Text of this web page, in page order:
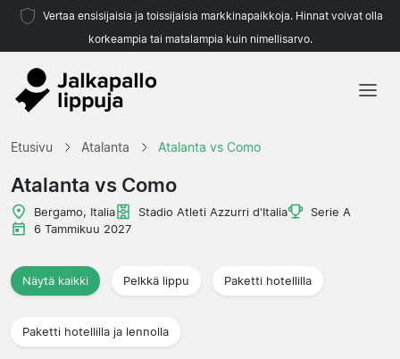
Vertaa ensisijaisia ja toissijaisia markkinapaikkoja. Hinnat voivat olla
korkeampia tai matalampia kuin nimellisarvo.
Etusivu Atalanta Atalanta vs Como
Atalanta vs Como
Bergamo, Italia Stadio Atleti Azzurri d'Italia
Serie A
6 Tammikuu 2027
Näytä kaikki Pelkkä lippu Paketti hotellilla
Paketti hotellilla ja lennolla